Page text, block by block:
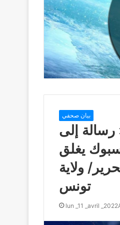
بيان صحفي
إلى
يغلق
ولاية
تونس
lun _11 _avril